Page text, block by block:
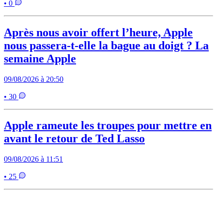
• 0
Après nous avoir offert l’heure, Apple
nous passera-t-elle la bague au doigt ? La
semaine Apple
09/08/2026 à 20:50
• 30
Apple rameute les troupes pour mettre en
avant le retour de Ted Lasso
09/08/2026 à 11:51
• 25